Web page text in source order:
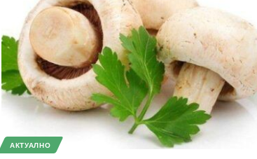
АКТУАЛНО